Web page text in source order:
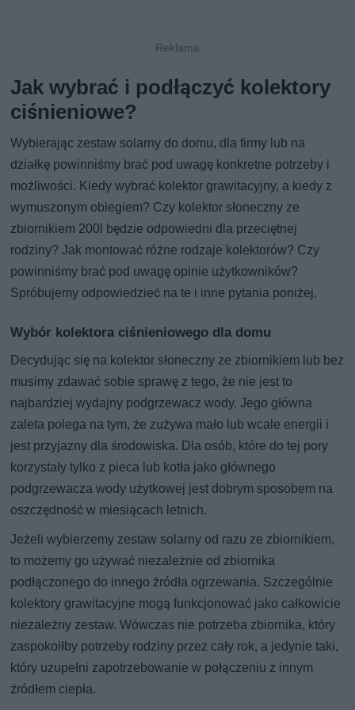
Jak wybrać i podłączyć kolektory
ciśnieniowe?
Wybierając zestaw solarny do domu, dla firmy lub na
działkę powinniśmy brać pod uwagę konkretne potrzeby i
możliwości. Kiedy wybrać kolektor grawitacyjny, a kiedy z
wymuszonym obiegiem? Czy kolektor słoneczny ze
zbiornikiem 200l będzie odpowiedni dla przeciętnej
rodziny? Jak montować różne rodzaje kolektorów? Czy
powinniśmy brać pod uwagę opinie użytkowników?
Spróbujemy odpowiedzieć na te i inne pytania poniżej.
Wybór kolektora ciśnieniowego dla domu
Decydując się na kolektor słoneczny ze zbiornikiem lub bez
musimy zdawać sobie sprawę z tego, że nie jest to
najbardziej wydajny podgrzewacz wody. Jego główna
zaleta polega na tym, że zużywa mało lub wcale energii i
jest przyjazny dla środowiska. Dla osób, które do tej pory
korzystały tylko z pieca lub kotła jako głównego
podgrzewacza wody użytkowej jest dobrym sposobem na
oszczędność w miesiącach letnich.
Jeżeli wybierzemy zestaw solarny od razu ze zbiornikiem,
to możemy go używać niezależnie od zbiornika
podłączonego do innego źródła ogrzewania. Szczególnie
kolektory grawitacyjne mogą funkcjonować jako całkowicie
niezależny zestaw. Wówczas nie potrzeba zbiornika, który
zaspokoiłby potrzeby rodziny przez cały rok, a jedynie taki,
który uzupełni zapotrzebowanie w połączeniu z innym
źródłem ciepła.